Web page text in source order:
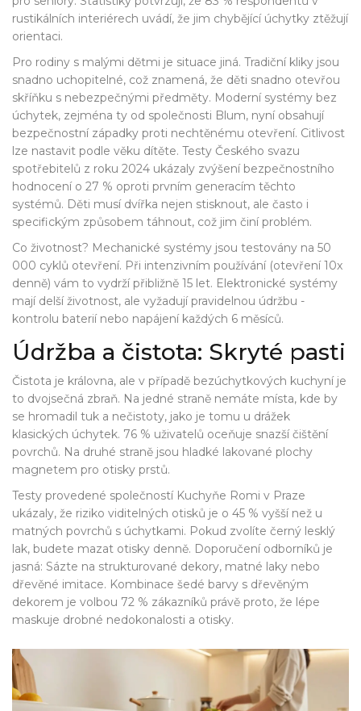
rustikálních interiérech uvádí, že jim chybějící úchytky ztěžují
orientaci.
Pro rodiny s malými dětmi je situace jiná. Tradiční kliky jsou
snadno uchopitelné, což znamená, že děti snadno otevřou
skříňku s nebezpečnými předměty. Moderní systémy bez
úchytek, zejména ty od společnosti Blum, nyní obsahují
bezpečnostní západky proti nechtěnému otevření. Citlivost
lze nastavit podle věku dítěte. Testy Českého svazu
spotřebitelů z roku 2024 ukázaly zvýšení bezpečnostního
hodnocení o 27 % oproti prvním generacím těchto
systémů. Děti musí dvířka nejen stisknout, ale často i
specifickým způsobem táhnout, což jim činí problém.
Co životnost? Mechanické systémy jsou testovány na 50
000 cyklů otevření. Při intenzivním používání (otevření 10x
denně) vám to vydrží přibližně 15 let. Elektronické systémy
mají delší životnost, ale vyžadují pravidelnou údržbu -
kontrolu baterií nebo napájení každých 6 měsíců.
Údržba a čistota: Skryté pasti
Čistota je královna, ale v případě bezúchytkových kuchyní je
to dvojsečná zbraň. Na jedné straně nemáte místa, kde by
se hromadil tuk a nečistoty, jako je tomu u drážek
klasických úchytek. 76 % uživatelů oceňuje snazší čištění
povrchů. Na druhé straně jsou hladké lakované plochy
magnetem pro otisky prstů.
Testy provedené společností Kuchyňe Romi v Praze
ukázaly, že riziko viditelných otisků je o 45 % vyšší než u
matných povrchů s úchytkami. Pokud zvolíte černý lesklý
lak, budete mazat otisky denně. Doporučení odborníků je
jasná: Sázte na strukturované dekory, matné laky nebo
dřevěné imitace. Kombinace šedé barvy s dřevěným
dekorem je volbou 72 % zákazníků právě proto, že lépe
maskuje drobné nedokonalosti a otisky.